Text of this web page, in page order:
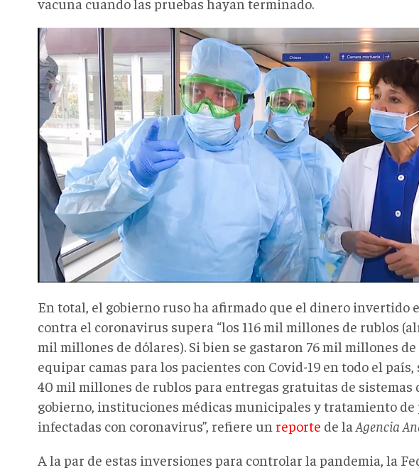
En total, el gobierno ruso ha afirmado que el dinero invertido
contra el coronavirus supera “los 116 mil millones de rublos
mil millones de dólares). Si bien se gastaron 76 mil millones
equipar camas para los pacientes con Covid-19 en todo el país,
40 mil millones de rublos para entregas gratuitas de sistemas
gobierno, instituciones médicas municipales y tratamiento de
infectadas con coronavirus”, refiere un reporte de la Agencia
A la par de estas inversiones para controlar la pandemia, la